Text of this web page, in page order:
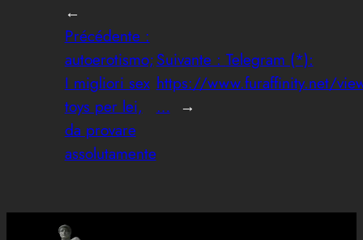
←
Précédente :
autoerotismo;
I migliori sex
toys per lei,
da provare
assolutamente
Suivante : Telegram (*):
https://www.furaffinity.net/
… →